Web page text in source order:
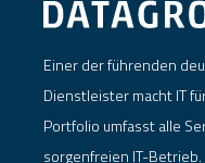
Einer der führenden
Dienstleister macht IT
Portfolio umfasst alle
sorgenfreien IT-Betrieb.